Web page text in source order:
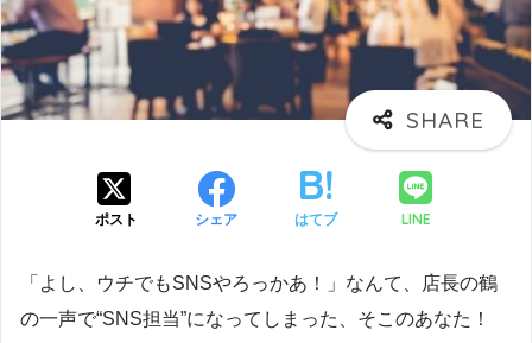
ポスト シェア はてブ LINE
「よし、ウチでもSNSやろっかあ！」なんて、店長の鶴
の一声で“SNS担当”になってしまった、そこのあなた！